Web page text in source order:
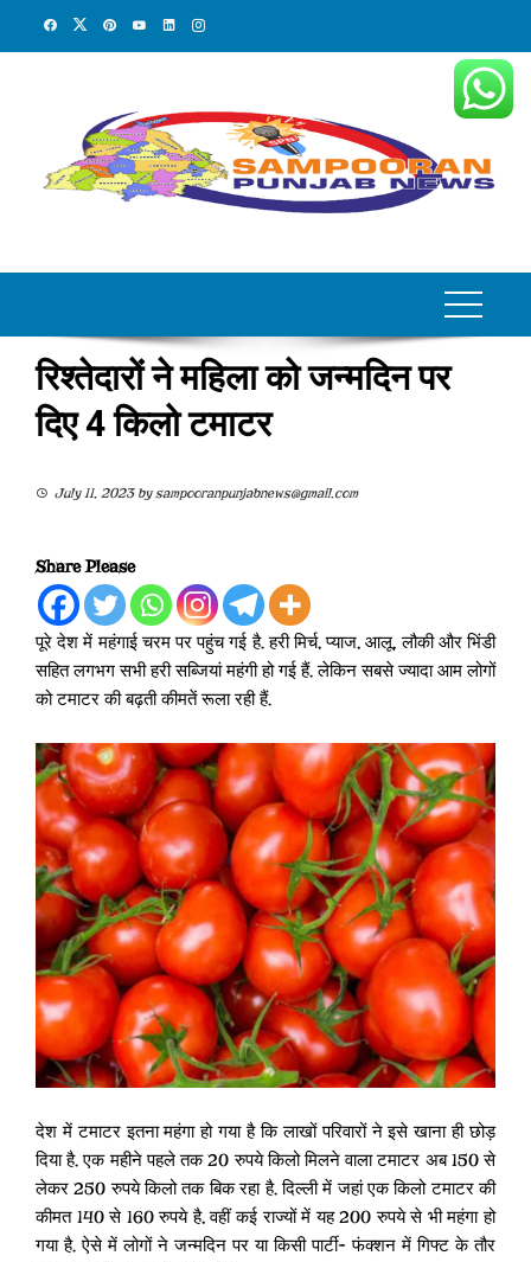
रिश्तेदारों ने महिला को जन्मदिन पर
दिए 4 किलो टमाटर
July 11, 2023bysampooranpunjabnews@gmail.com
Share Please
पूरे देश में महंगाई चरम पर पहुंच गई है. हरी मिर्च, प्याज, आलू, लौकी और भिंडी
सहित लगभग सभी हरी सब्जियां महंगी हो गई हैं. लेकिन सबसे ज्यादा आम लोगों
को टमाटर की बढ़ती कीमतें रूला रही हैं.
देश में टमाटर इतना महंगा हो गया है कि लाखों परिवारों ने इसे खाना ही छोड़
दिया है. एक महीने पहले तक 20 रुपये किलो मिलने वाला टमाटर अब 150 से
लेकर 250 रुपये किलो तक बिक रहा है. दिल्ली में जहां एक किलो टमाटर की
कीमत 140 से 160 रुपये है, वहीं कई राज्यों में यह 200 रुपये से भी महंगा हो
गया है. ऐसे में लोगों ने जन्मदिन पर या किसी पार्टी- फंक्शन में गिफ्ट के तौर